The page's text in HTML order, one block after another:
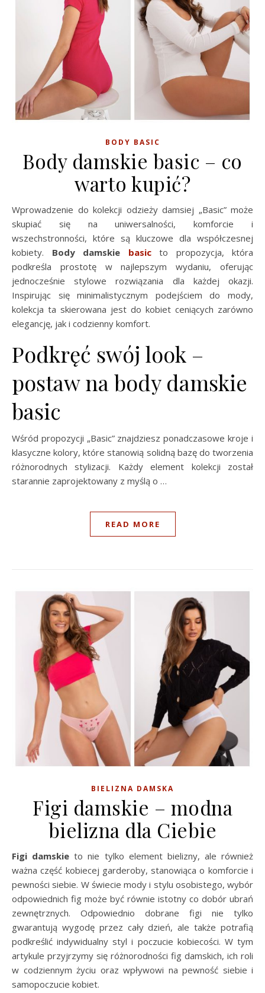
BODY BASIC
Body damskie basic – co
warto kupić?
Wprowadzenie do kolekcji odzieży damsiej „Basic” może
skupiać się na uniwersalności, komforcie i
wszechstronności, które są kluczowe dla współczesnej
kobiety. Body damskie basicto propozycja, która
podkreśla prostotę w najlepszym wydaniu, oferując
jednocześnie stylowe rozwiązania dla każdej okazji.
Inspirując się minimalistycznym podejściem do mody,
kolekcja ta skierowana jest do kobiet ceniących zarówno
elegancję, jak i codzienny komfort.
Podkręć swój look –
postaw na body damskie
basic
Wśród propozycji „Basic” znajdziesz ponadczasowe kroje i
klasyczne kolory, które stanowią solidną bazę do tworzenia
różnorodnych stylizacji. Każdy element kolekcji został
starannie zaprojektowany z myślą o …
READ MORE
BIELIZNA DAMSKA
Figi damskie – modna
bielizna dla Ciebie
Figi damskie to nie tylko element bielizny, ale również
ważna część kobiecej garderoby, stanowiąca o komforcie i
pewności siebie. W świecie mody i stylu osobistego, wybór
odpowiednich fig może być równie istotny co dobór ubrań
zewnętrznych. Odpowiednio dobrane figi nie tylko
gwarantują wygodę przez cały dzień, ale także potrafią
podkreślić indywidualny styl i poczucie kobiecości. W tym
artykule przyjrzymy się różnorodności fig damskich, ich roli
w codziennym życiu oraz wpływowi na pewność siebie i
samopoczucie kobiet.